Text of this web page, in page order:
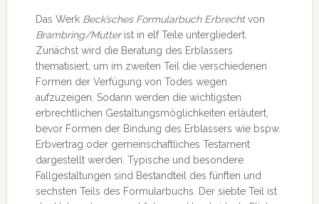
Das Werk Beck’sches Formularbuch Erbrechtvon
Brambring/Mutterist in elf Teile untergliedert.
Zunächst wird die Beratung des Erblassers
thematisiert, um im zweiten Teil die verschiedenen
Formen der Verfügung von Todes wegen
aufzuzeigen. Sodann werden die wichtigsten
erbrechtlichen Gestaltungsmöglichkeiten erläutert,
bevor Formen der Bindung des Erblassers wie bspw.
Erbvertrag oder gemeinschaftliches Testament
dargestellt werden. Typische und besondere
Fallgestaltungen sind Bestandteil des fünften und
sechsten Teils des Formularbuchs. Der siebte Teil ist